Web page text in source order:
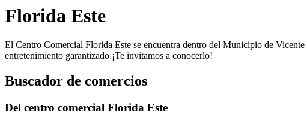
Florida Este
El Centro Comercial Florida Este se encuentra dentro del Municipio de
entretenimiento garantizado ¡Te invitamos a conocerlo!
Buscador de comercios
Del centro comercial Florida Este